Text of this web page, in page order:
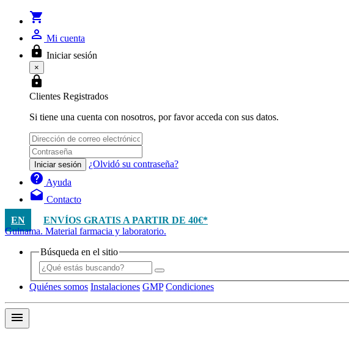
shopping_cart
person_outline Mi cuenta
lock Iniciar sesión
×
lock
Clientes Registrados
Si tiene una cuenta con nosotros, por favor acceda con sus datos.
Iniciar sesión ¿Olvidó su contraseña?
help Ayuda
drafts Contacto
EN
ENVÍOS GRATIS A PARTIR DE 40€*
Guinama. Material farmacia y laboratorio.
Búsqueda en el sitio
Quiénes somos Instalaciones GMP Condiciones
menu